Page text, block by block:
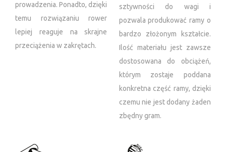
prowadzenia. Ponadto, dzięki
temu rozwiązaniu rower
lepiej reaguje na skrajne
przeciążenia w zakrętach.
sztywności do wagi i
pozwala produkować ramy o
bardzo złożonym kształcie.
Ilość materiału jest zawsze
dostosowana do obciążeń,
którym zostaje poddana
konkretna część ramy, dzięki
czemu nie jest dodany żaden
zbędny gram.